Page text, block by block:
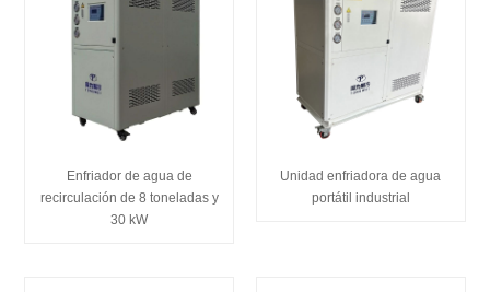
Enfriador de agua de
recirculación de 8 toneladas y
30 kW
Unidad enfriadora de agua
portátil industrial